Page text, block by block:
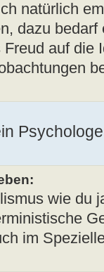
natürlich
dazu
auf die
wie du
im